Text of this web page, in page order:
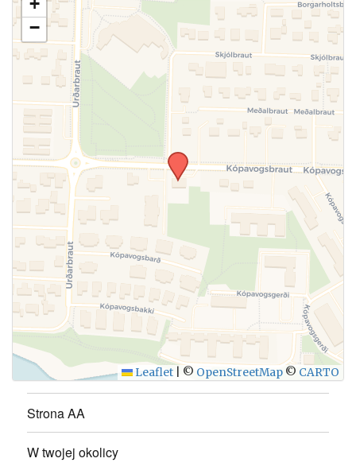
zmianach w powyższym mityngu.
WYŚLIJ
−
Leaflet © OpenStreetMap © CARTO
Strona AA
W twojej okolicy